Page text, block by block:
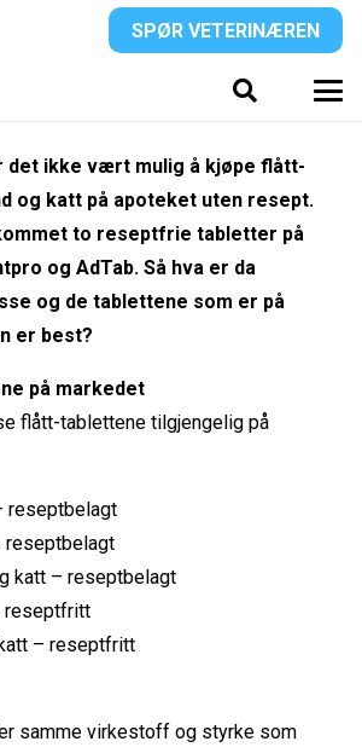
SPØR VETERINÆREN
det ikke vært mulig å kjøpe flått-
og katt på apoteket uten resept.
to reseptfrie tabletter på
og AdTab. Så hva er da
og de tablettene som er på
er best?
på markedet
flått-tablettene tilgjengelig på
reseptbelagt
reseptbelagt
katt – reseptbelagt
reseptfritt
– reseptfritt
samme virkestoff og styrke som